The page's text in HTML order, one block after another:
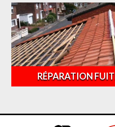
RÉPARATION